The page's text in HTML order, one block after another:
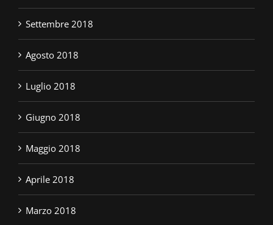
Settembre 2018
Agosto 2018
Luglio 2018
Giugno 2018
Maggio 2018
Aprile 2018
Marzo 2018